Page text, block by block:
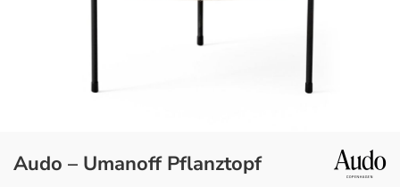
Audo – Umanoff Pflanztopf